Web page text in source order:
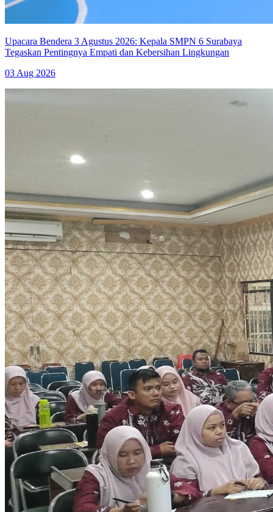
Upacara Bendera 3 Agustus 2026: Kepala SMPN 6 Surabaya
Tegaskan Pentingnya Empati dan Kebersihan Lingkungan
03 Aug 2026